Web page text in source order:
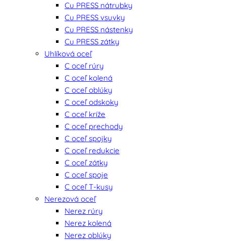
Cu PRESS nátrubky
Cu PRESS vsuvky
Cu PRESS nástenky
Cu PRESS zátky
Uhlíková oceľ
C oceľ rúry
C oceľ kolená
C oceľ oblúky
C oceľ odskoky
C oceľ kríže
C oceľ prechody
C oceľ spojky
C oceľ redukcie
C oceľ zátky
C oceľ spoje
C oceľ T-kusy
Nerezová oceľ
Nerez rúry
Nerez kolená
Nerez oblúky